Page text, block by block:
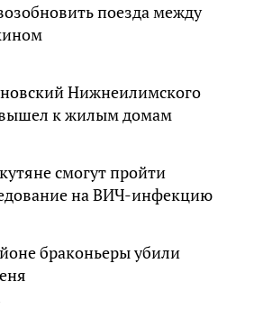
поезда между
Нижнеилимского
к жилым домам
смогут пройти
на ВИЧ-инфекцию
браконьеры убили